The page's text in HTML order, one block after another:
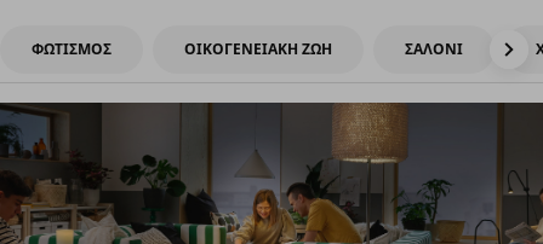
ΦΩΤΙΣΜΟΣ ΟΙΚΟΓΕΝΕΙΑΚΗ ΖΩΗ ΣΑΛΟΝΙ